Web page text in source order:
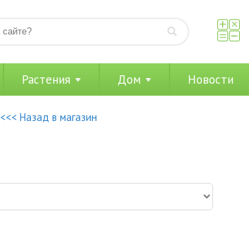
Растения Дом Новости
<<< Назад в магазин